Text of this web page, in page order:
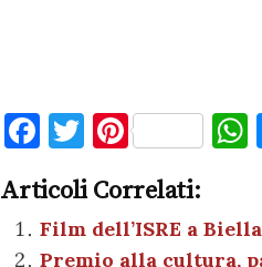
F
c
e
T
it
te
Pi
er
es
Articoli Correlati:
Film dell’ISRE a
Premio alla cultura,